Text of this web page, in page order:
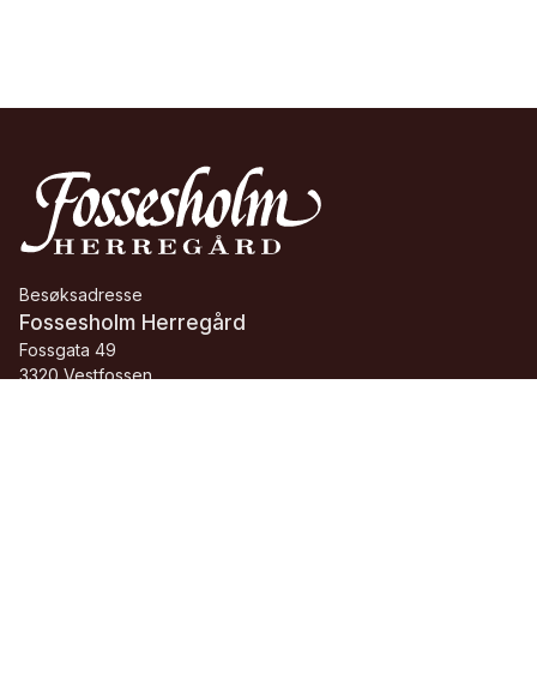
Besøksadresse
Fossesholm Herregård
Fossgata 49
3320 Vestfossen